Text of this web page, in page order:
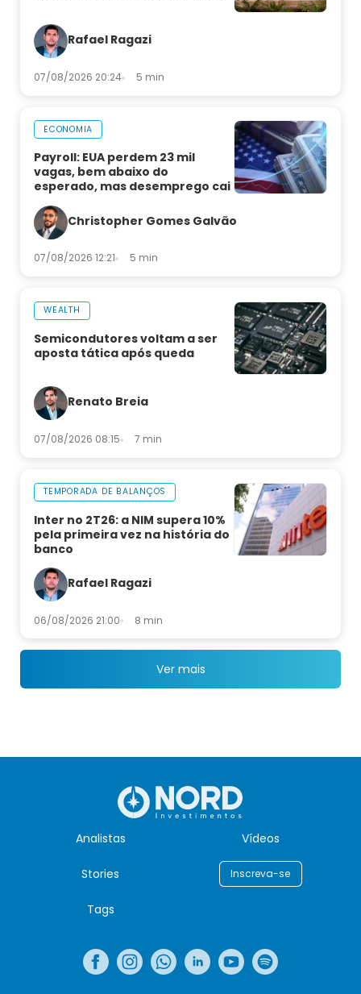
Rafael Ragazi
07/08/2026 20:24 5 min
ECONOMIA
Payroll: EUA perdem 23 mil
vagas, bem abaixo do
esperado, mas desemprego cai
Christopher Gomes Galvão
07/08/2026 12:21 5 min
WEALTH
Semicondutores voltam a ser
aposta tática após queda
Renato Breia
07/08/2026 08:15 7 min
TEMPORADA DE BALANÇOS
Inter no 2T26: a NIM supera 10%
pela primeira vez na história do
banco
Rafael Ragazi
06/08/2026 21:00 8 min
Ver mais
Analistas Vídeos
Stories Inscreva-se
Tags